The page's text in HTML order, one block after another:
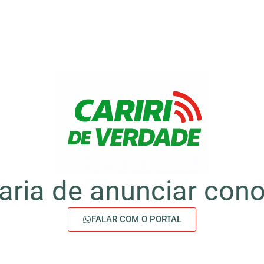
de anunciar
FALAR COM O PORTAL